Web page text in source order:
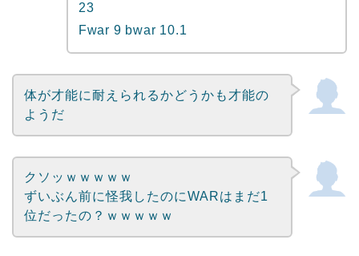
23
Fwar 9 bwar 10.1
体が才能に耐えられるかどうかも才能の
ようだ
クソッｗｗｗｗｗ
ずいぶん前に怪我したのにWARはまだ1
位だったの？ｗｗｗｗｗ